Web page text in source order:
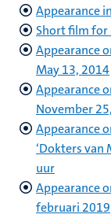
Appearance
Short film for
Appearance
May 13, 2014
Appearance
November
Appearance
‘Dokters van
uur
Appearance
februari 2019